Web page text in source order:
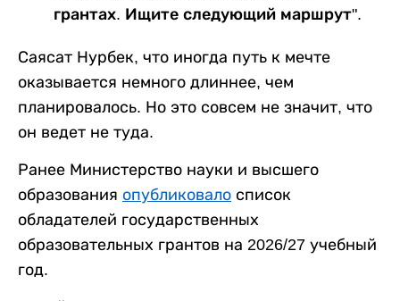
грантах. Ищите следующий маршрут".
Саясат Нурбек, что иногда путь к мечте
оказывается немного длиннее, чем
планировалось. Но это совсем не значит, что
он ведет не туда.
Ранее Министерство науки и высшего
образования опубликовало список
обладателей государственных
образовательных грантов на 2026/27 учебный
год.